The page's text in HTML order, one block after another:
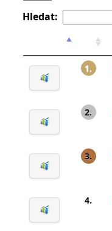
Hledat:
1.
2.
3.
4.